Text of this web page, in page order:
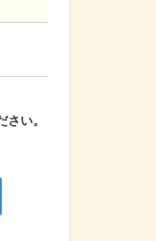
い。